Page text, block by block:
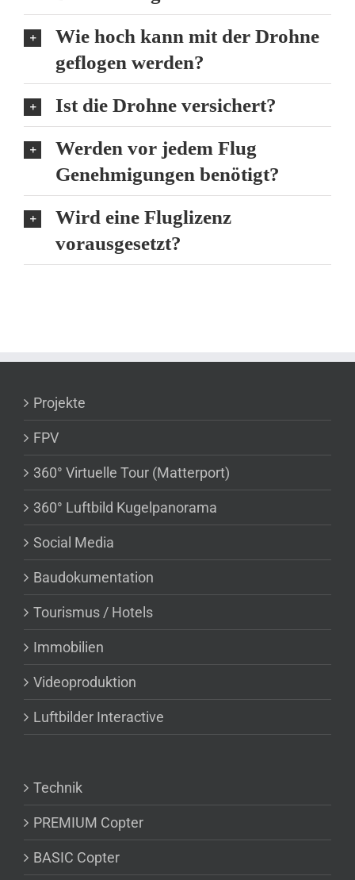
Wie hoch kann mit der Drohne
geflogen werden?
Ist die Drohne versichert?
Werden vor jedem Flug
Genehmigungen benötigt?
Wird eine Fluglizenz
vorausgesetzt?
Projekte
FPV
360° Virtuelle Tour (Matterport)
360° Luftbild Kugelpanorama
Social Media
Baudokumentation
Tourismus / Hotels
Immobilien
Videoproduktion
Luftbilder Interactive
Technik
PREMIUM Copter
BASIC Copter